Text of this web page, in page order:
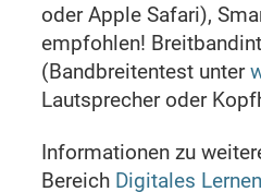
oder Apple Safari),
empfohlen!
(Bandbreitentest unter
Lautsprecher oder
Informationen zu
Bereich Digitales Lernen